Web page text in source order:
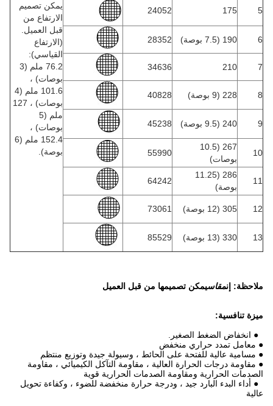
يمكن تصميم
الارتفاع من
قبل العميل.
(الارتفاع
القياسي):
76.2 ملم (3
بوصات) ،
101.6 ملم (4
بوصات) ، 127
ملم (5
بوصات) ،
152.4 ملم (6
بوصة).
5
175
24052
190 (7.5 بوصة) 28352
210
34636
228 (9 بوصة) 40828
240 (9.5 بوصة) 45238
10
267 (10.5
بوصات)
55990
11
286 (11.25
بوصة)
64242
12 305 (12 بوصة) 73061
13 330 (13 بوصة) 85529
ملاحظة: إن مقاسيمكن تصميمها من قبل العميل
ميزة تنافسية:
● انخفاض الضغط الصغير.
● معامل تمدد حراري منخفض
● مسامية عالية للفتحة على الحائط ، وسيولة جيدة وتوزيع منتظم
● مقاومة درجات الحرارة العالية ، مقاومة التآكل الكيميائي ، مقاومة
الصدمات الحرارية ومقاومة الصدمات الحرارية قوية
● أداء البدء البارد جيد ، ودرجة حرارة منخفضة للضوء ، وكفاءة تحويل
عالية